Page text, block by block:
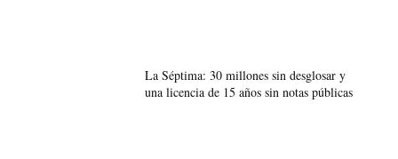
La Séptima: 30 millones sin desglosar y
una licencia de 15 años sin notas públicas